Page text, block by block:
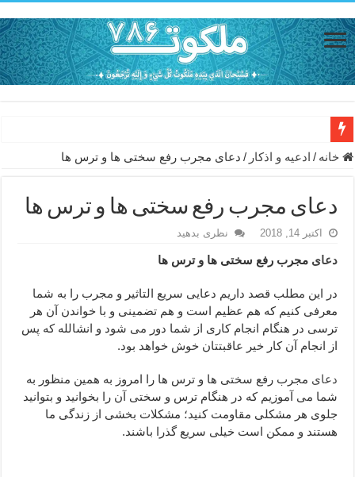
دعای مجرب برای رفع گرفتاری – ذکر قوی برای جلوگیری از اندوه و
دعای حفظ جان عزیزان از بلا در سفر – دعا برای رفع حوادث بد روزانه
انواع ذکرهای الهی و خواص آن – مجرب ترین ذکرها برای برآوردن
دعای روزی و رفع فقر – دعای مجرب برای گشایش مالی و برکت در کار
دعای قوی برای حاجات دنیا و آخرت – حاجت روایی و رفع مشکلات
ختم سوره تکاثر برای جذب ثروت – خواص و برکات سوره تکاثر
دعا قدرت و توانمندی – دعا برای افزایش انرژی بدن و قدرت بازو
دعای ابودردا برای در امان ماندن از بلا – دعای ایمنی از سوختن
تعبیر خواب خانه – تعبیر خواب خانه جدید
خانه / ادعيه و اذكار / دعای مجرب رفع سختی ها و ترس ها
دعای مجرب رفع سختی ها و ترس ها
اکتبر 14, 2018 نظری بدهید
دعای مجرب رفع سختی ها و ترس ها
در این مطلب قصد داریم دعایی سریع التاثیر و مجرب را به شما
معرفی کنیم که هم عظیم است و هم تضمینی و با خواندن آن هر
ترسی در هنگام انجام کاری از شما دور می شود و انشالله که پس
از انجام آن کار خیر عاقبتتان خوش خواهد بود.
دعای مجرب رفع سختی ها و ترس ها را امروز به همین منظور به
شما می آموزیم که در هنگام ترس و سختی آن را بخوانید و بتوانید
جلوی هر مشکلی مقاومت کنید؛ مشکلات بخشی از زندگی ما
هستند و ممکن است خیلی سریع گذرا باشند.